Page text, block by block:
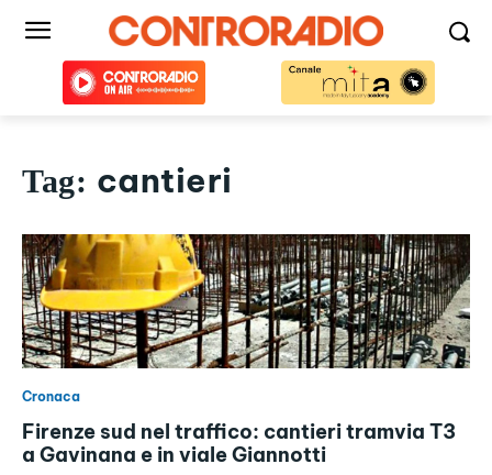
Tag: cantieri
Cronaca
Firenze sud nel traffico: cantieri tramvia T3
a Gavinana e in viale Giannotti